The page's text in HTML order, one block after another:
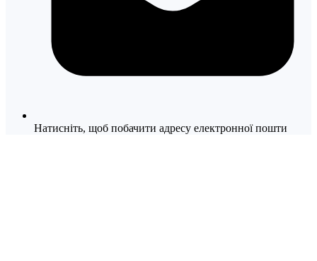
Натисніть, щоб побачити адресу електронної пошти